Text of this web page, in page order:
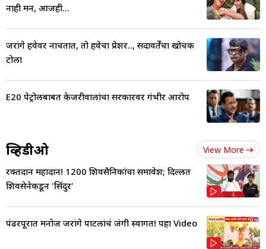
नाही मन, आजही...
जरांगे हवेवर नाचतात, तो हवेचा प्रेशर.., सदावर्तेंचा खोचक
टोला
E20 पेट्रोलबाबत केजरीवालांचा सरकारवर गंभीर आरोप
व्हिडीओ View More
रक्तदान महादान! 1200 शिवसैनिकांचा समावेश; दिल्लीत
शिवसेनेकडून 'सिंदुर'
पंढरपूरात मनोज जरांगे पाटलांचं जंगी स्वागत! पहा Video